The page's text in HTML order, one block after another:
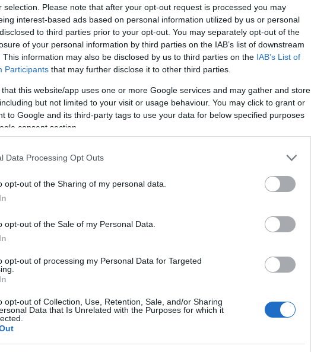
selection. Please note that after your opt-out request is processed you may
interest-based ads based on personal information utilized by us or personal
to third parties prior to your opt-out. You may separately opt-out of the
of your personal information by third parties on the IAB’s list of downstream
This information may also be disclosed by us to third parties on the IAB’s List of
Participants that may further disclose it to other third parties.
that this website/app uses one or more Google services and may gather and store
but not limited to your visit or usage behaviour. You may click to grant or
to Google and its third-party tags to use your data for below specified purposes
consent section.
Data Processing Opt Outs
opt-out of the Sharing of my personal data.
opt-out of the Sale of my Personal Data.
opt-out of processing my Personal Data for Targeted
opt-out of Collection, Use, Retention, Sale, and/or Sharing
Data that Is Unrelated with the Purposes for which it
Schmuck Andor
Lacika
Andor, a nagy nevettető legbelül biztosan hihetetlenül szomorú,
csak a legfelső rétegét értékelik az emberek. Mindenki az
látja benne, esetleg a…